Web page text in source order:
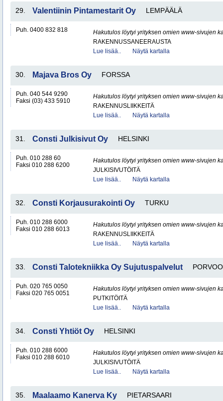
29. Valentiinin Pintamestarit Oy LEMPÄÄLÄ
Puh. 0400 832 818
Hakutulos löytyi yrityksen omien www-sivujen
RAKENNUSSANEERAUSTA
Lue lisää..
Näytä kartalla
30. Majava Bros Oy FORSSA
Puh. 040 544 9290
Faksi (03) 433 5910
Hakutulos löytyi yrityksen omien www-sivujen
RAKENNUSLIIKKEITÄ
Lue lisää..
Näytä kartalla
31. Consti Julkisivut Oy HELSINKI
Puh. 010 288 60
Faksi 010 288 6200
Hakutulos löytyi yrityksen omien www-sivujen
JULKISIVUTÖITÄ
Lue lisää..
Näytä kartalla
32. Consti Korjausurakointi Oy TURKU
Puh. 010 288 6000
Faksi 010 288 6013
Hakutulos löytyi yrityksen omien www-sivujen
RAKENNUSLIIKKEITÄ
Lue lisää..
Näytä kartalla
33. Consti Talotekniikka Oy Sujutuspalvelut PORVOO
Puh. 020 765 0050
Faksi 020 765 0051
Hakutulos löytyi yrityksen omien www-sivujen
PUTKITÖITÄ
Lue lisää..
Näytä kartalla
34. Consti Yhtiöt Oy HELSINKI
Puh. 010 288 6000
Faksi 010 288 6010
Hakutulos löytyi yrityksen omien www-sivujen
JULKISIVUTÖITÄ
Lue lisää..
Näytä kartalla
35. Maalaamo Kanerva Ky PIETARSAARI